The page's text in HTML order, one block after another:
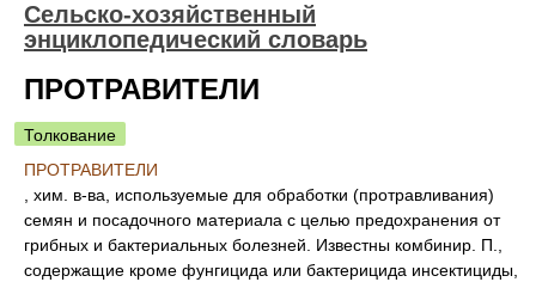
Сельско-хозяйственный
энциклопедический словарь
ПРОТРАВИТЕЛИ
Толкование
ПРОТРАВИТЕЛИ
, хим. в-ва, используемые для обработки (протравливания)
семян и посадочного материала с целью предохранения от
грибных и бактериальных болезней. Известны комбинир. П.,
содержащие кроме фунгицида или бактерицида инсектициды,